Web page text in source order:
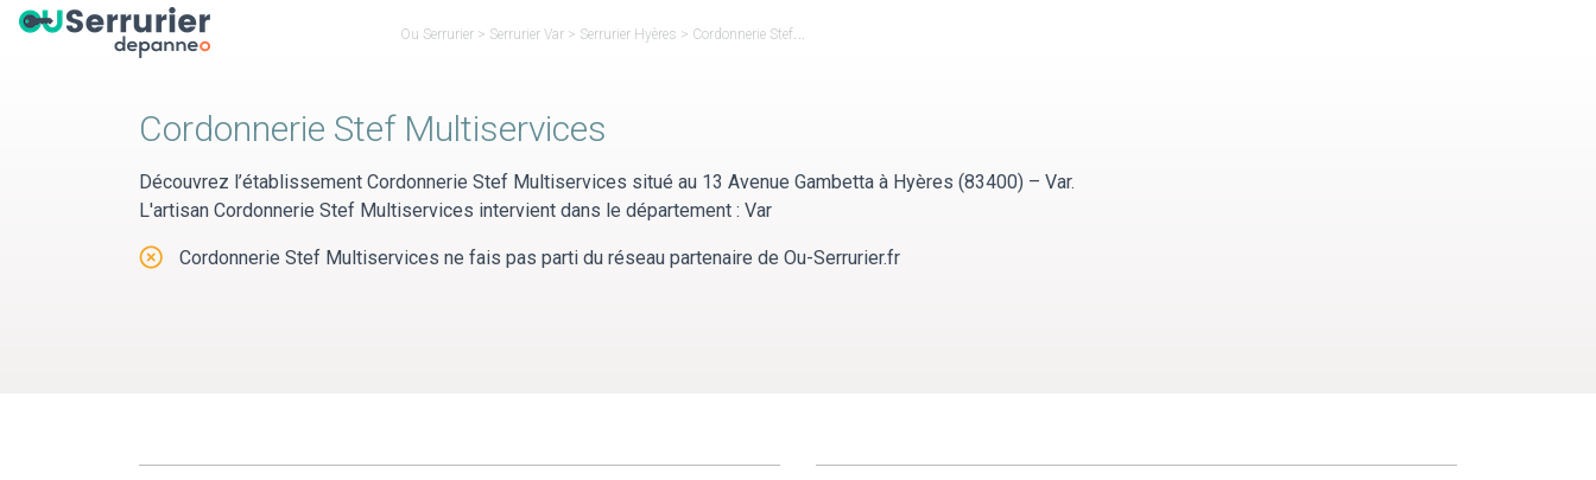
Panneau de gestion des cookies
Ou Serrurier > Serrurier Var > Serrurier Hyères > Cordonnerie Stef Multiservices
Cordonnerie Stef Multiservices
Découvrez l’établissement Cordonnerie Stef Multiservices situé au 13 Avenue Gambetta à Hyères (83400) – Var.
L'artisan Cordonnerie Stef Multiservices intervient dans le département : Var
Cordonnerie Stef Multiservices ne fais pas parti du réseau partenaire de Ou-Serrurier.fr